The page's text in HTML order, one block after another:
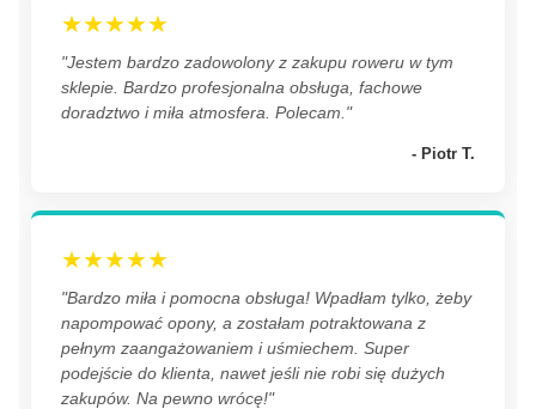
★★★★★
"Jestem bardzo zadowolony z zakupu roweru w tym
sklepie. Bardzo profesjonalna obsługa, fachowe
doradztwo i miła atmosfera. Polecam."
- Piotr T.
★★★★★
"Bardzo miła i pomocna obsługa! Wpadłam tylko, żeby
napompować opony, a zostałam potraktowana z
pełnym zaangażowaniem i uśmiechem. Super
podejście do klienta, nawet jeśli nie robi się dużych
zakupów. Na pewno wrócę!"